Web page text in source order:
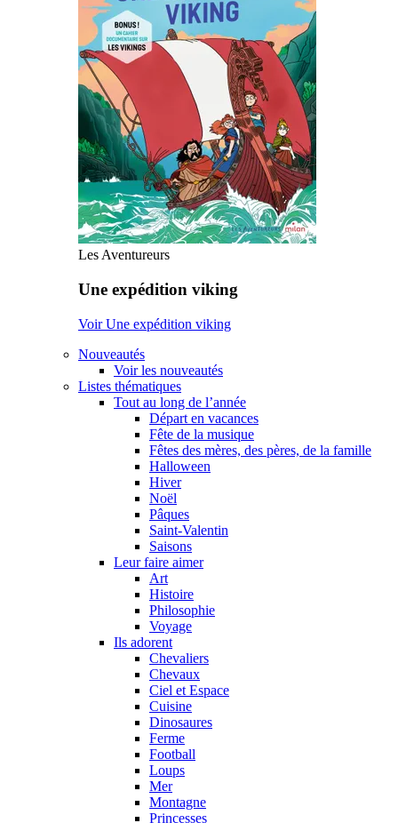
Les Aventureurs
Une expédition viking
Voir Une expédition viking
Nouveautés
Voir les nouveautés
Listes thématiques
Tout au long de l’année
Départ en vacances
Fête de la musique
Fêtes des mères, des pères, de la famille
Halloween
Hiver
Noël
Pâques
Saint-Valentin
Saisons
Leur faire aimer
Art
Histoire
Philosophie
Voyage
Ils adorent
Chevaliers
Chevaux
Ciel et Espace
Cuisine
Dinosaures
Ferme
Football
Loups
Mer
Montagne
Princesses